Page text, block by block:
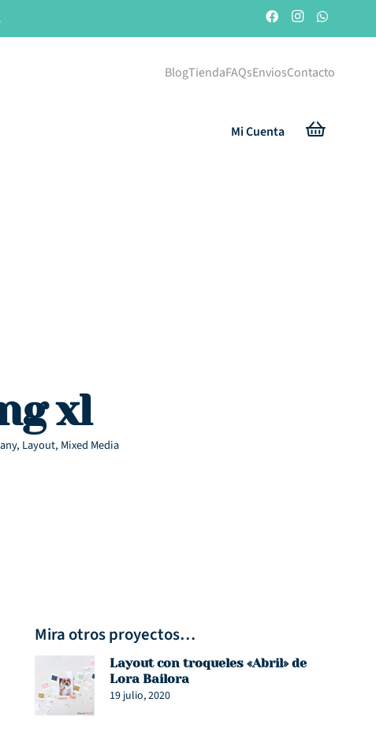
BlogTiendaFAQsEnviosContacto
Mi Cuenta
xl
, Layout, Mixed Media
Mira otros proyectos…
Layout con troqueles «Abril» de
Lora Bailora
19 julio, 2020